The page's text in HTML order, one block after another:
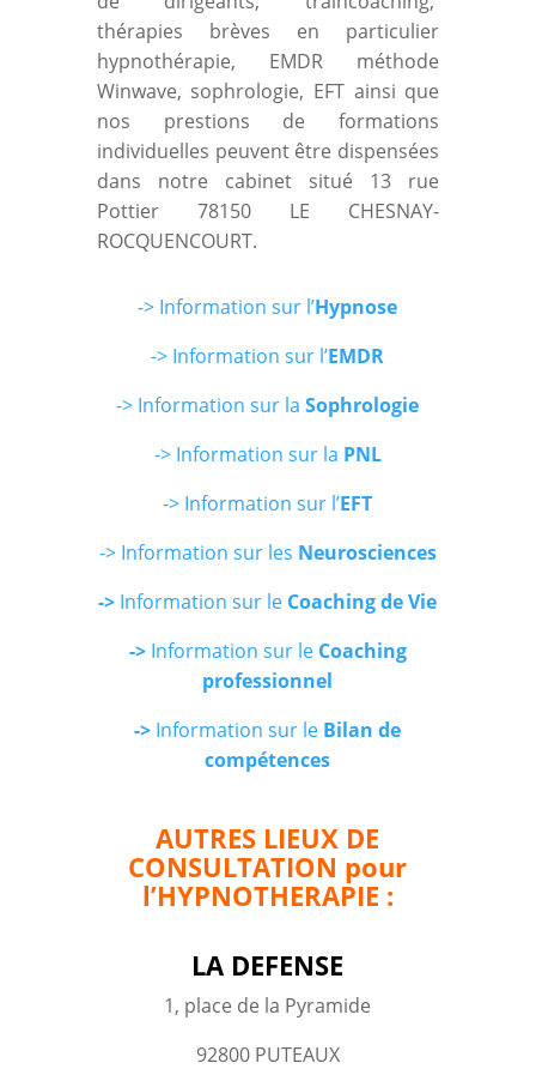
thérapies brèves en particulier
hypnothérapie, EMDR méthode
Winwave, sophrologie, EFT ainsi que
nos prestions de formations
individuelles peuvent être dispensées
dans notre cabinet situé 13 rue
Pottier 78150 LE CHESNAY-
ROCQUENCOURT.
-> Information sur l’Hypnose
-> Information sur l’EMDR
-> Information sur laSophrologie
-> Information sur la PNL
-> Information sur l’EFT
-> Information sur les Neurosciences
-> Information sur le Coaching de Vie
->Information sur le Coaching
professionnel
-> Information sur le Bilan de
compétences
AUTRES LIEUX DE
CONSULTATION pour
l’HYPNOTHERAPIE :
LA DEFENSE
1, place de la Pyramide
92800 PUTEAUX